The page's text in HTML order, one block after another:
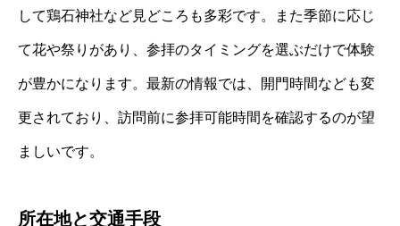
して鶏石神社など見どころも多彩です。また季節に応じ
て花や祭りがあり、参拝のタイミングを選ぶだけで体験
が豊かになります。最新の情報では、開門時間なども変
更されており、訪問前に参拝可能時間を確認するのが望
ましいです。
所在地と交通手段